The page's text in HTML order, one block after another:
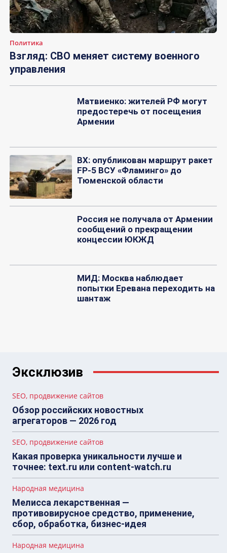
Политика
Взгляд: СВО меняет систему военного
управления
Матвиенко: жителей РФ могут
предостеречь от посещения
Армении
ВХ: опубликован маршрут ракет
FP-5 ВСУ «Фламинго» до
Тюменской области
Россия не получала от Армении
сообщений о прекращении
концессии ЮКЖД
МИД: Москва наблюдает
попытки Еревана переходить на
шантаж
Эксклюзив
SEO, продвижение сайтов
Обзор российских новостных
агрегаторов — 2026 год
SEO, продвижение сайтов
Какая проверка уникальности лучше и
точнее: text.ru или content-watch.ru
Народная медицина
Мелисса лекарственная —
противовирусное средство, применение,
сбор, обработка, бизнес-идея
Народная медицина